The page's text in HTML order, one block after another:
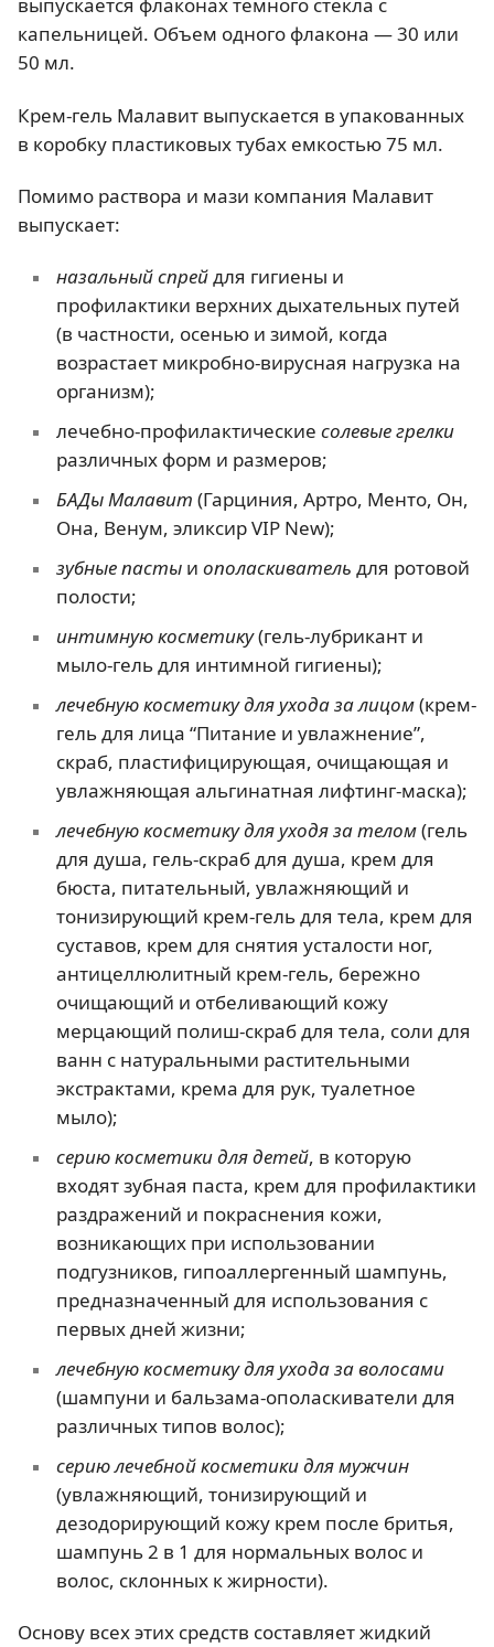
выпускается флаконах темного стекла с
капельницей. Объем одного флакона — 30 или
50 мл.
Крем-гель Малавит выпускается в упакованных
в коробку пластиковых тубах емкостью 75 мл.
Помимо раствора и мази компания Малавит
выпускает:
назальный спрейдля гигиены и
профилактики верхних дыхательных путей
(в частности, осенью и зимой, когда
возрастает микробно-вирусная нагрузка на
организм);
лечебно-профилактические солевые грелки
различных форм и размеров;
БАДы Малавит (Гарциния, Артро, Менто, Он,
Она, Венум, эликсир VIP New);
зубные пастыи ополаскиватель для ротовой
полости;
интимную косметику(гель-лубрикант и
мыло-гель для интимной гигиены);
лечебную косметику для ухода за лицом(крем-
гель для лица “Питание и увлажнение”,
скраб, пластифицирующая, очищающая и
увлажняющая альгинатная лифтинг-маска);
лечебную косметику для уходя за телом(гель
для душа, гель-скраб для душа, крем для
бюста, питательный, увлажняющий и
тонизирующий крем-гель для тела, крем для
суставов, крем для снятия усталости ног,
антицеллюлитный крем-гель, бережно
очищающий и отбеливающий кожу
мерцающий полиш-скраб для тела, соли для
ванн с натуральными растительными
экстрактами, крема для рук, туалетное
мыло);
серию косметики для детей, в которую
входят зубная паста, крем для профилактики
раздражений и покраснения кожи,
возникающих при использовании
подгузников, гипоаллергенный шампунь,
предназначенный для использования с
первых дней жизни;
лечебную косметику для ухода за волосами
(шампуни и бальзама-ополаскиватели для
различных типов волос);
серию лечебной косметики для мужчин
(увлажняющий, тонизирующий и
дезодорирующий кожу крем после бритья,
шампунь 2 в 1 для нормальных волос и
волос, склонных к жирности).
Основу всех этих средств составляет жидкий